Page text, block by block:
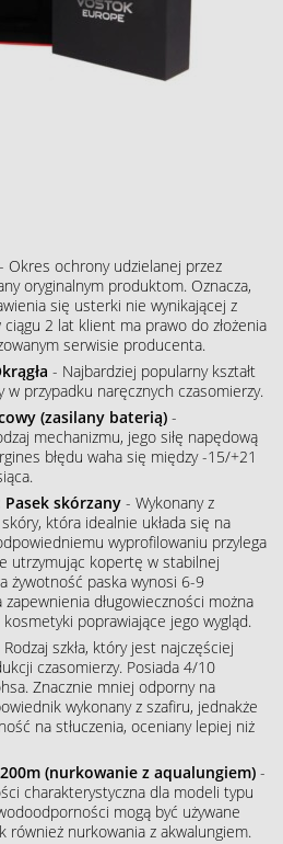
- Okres ochrony udzielanej przez
oryginalnym produktom. Oznacza,
się usterki nie wynikającej z
2 lat klient ma prawo do złożenia
serwisie producenta.
- Najbardziej popularny kształt
w przypadku naręcznych czasomierzy.
(zasilany baterią) -
mechanizmu, jego siłę napędową
błędu waha się między -15/+21
skórzany - Wykonany z
która idealnie układa się na
wyprofilowaniu przylega
utrzymując kopertę w stabilnej
żywotność paska wynosi 6-9
długowieczności można
poprawiające jego wygląd.
Rodzaj szkła, który jest najczęściej
czasomierzy. Posiada 4/10
Znacznie mniej odporny na
wykonany z szafiru, jednakże
na stłuczenia, oceniany lepiej niż
(nurkowanie z aqualungiem) -
charakterystyczna dla modeli typu
mogą być używane
również nurkowania z akwalungiem.